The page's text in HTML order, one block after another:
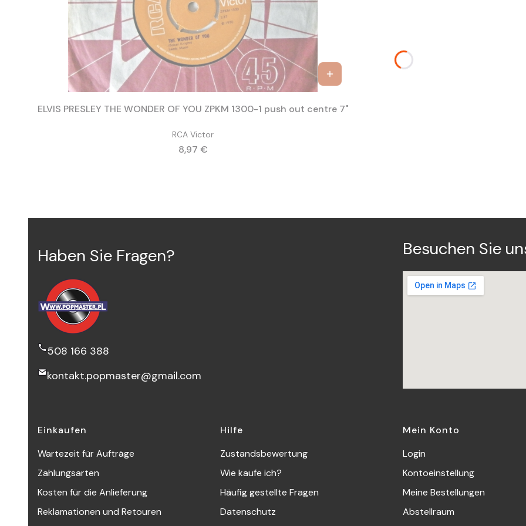
ELVIS PRESLEY THE WONDER OF YOU ZPKM 1300-1 push out centre 7"
RCA Victor
Preis
8,97 €
Haben Sie Fragen?
508 166 388
kontakt.popmaster@gmail.com
Besuchen Sie
Fußzeilenmenü
Einkaufen
Wartezeit für Aufträge
Zahlungsarten
Kosten für die Anlieferung
Reklamationen und Retouren
Hilfe
Zustandsbewertung
Wie kaufe ich?
Häufig gestellte Fragen
Datenschutz
Mein Konto
Login
Kontoeinstellung
Meine Bestellungen
Abstellraum